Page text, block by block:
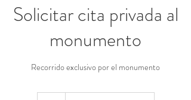
Solicitar cita privada al
monumento
Recorrido exclusivo por el monumento